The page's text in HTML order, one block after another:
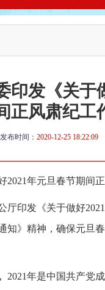
印发《关于
正风肃纪工
发布时间： 2020-12-25 18:22:09
年元旦春节期间
印发《关于做好
知》精神，确保元旦
2021年是中国共产党